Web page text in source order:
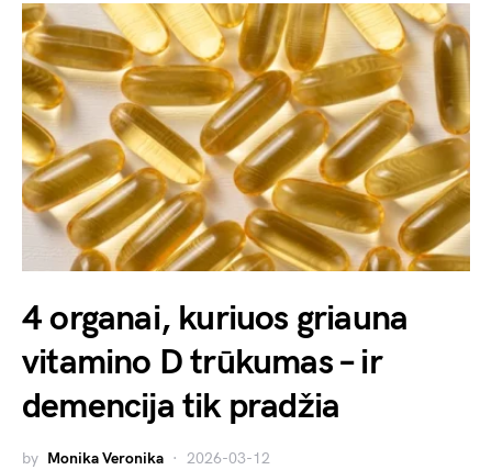
4 organai, kuriuos griauna
vitamino D trūkumas – ir
demencija tik pradžia
by Monika Veronika 2026-03-12